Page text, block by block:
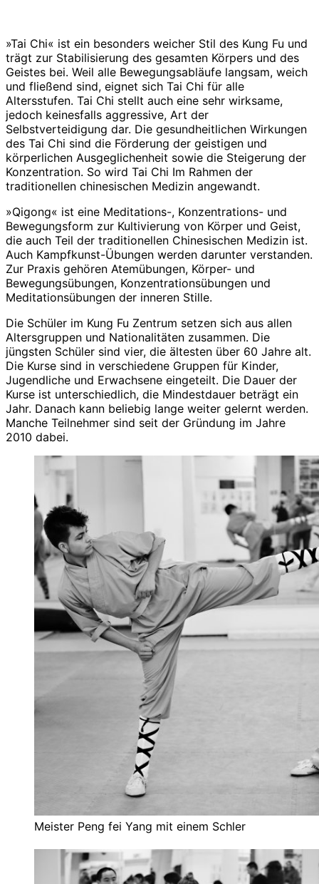
»Tai Chi« ist ein besonders weicher Stil des Kung Fu und
trägt zur Stabilisierung des gesamten Körpers und des
Geistes bei. Weil alle Bewegungsabläufe langsam, weich
und fließend sind, eignet sich Tai Chi für alle
Altersstufen. Tai Chi stellt auch eine sehr wirksame,
jedoch keinesfalls aggressive, Art der
Selbstverteidigung dar. Die gesundheitlichen Wirkungen
des Tai Chi sind die Förderung der geistigen und
körperlichen Ausgeglichenheit sowie die Steigerung der
Konzentration. So wird Tai Chi Im Rahmen der
traditionellen chinesischen Medizin angewandt.
»Qigong« ist eine Meditations-, Konzentrations- und
Bewegungsform zur Kultivierung von Körper und Geist,
die auch Teil der traditionellen Chinesischen Medizin ist.
Auch Kampfkunst-Übungen werden darunter verstanden.
Zur Praxis gehören Atemübungen, Körper- und
Bewegungsübungen, Konzentrationsübungen und
Meditationsübungen der inneren Stille.
Die Schüler im Kung Fu Zentrum setzen sich aus allen
Altersgruppen und Nationalitäten zusammen. Die
jüngsten Schüler sind vier, die ältesten über 60 Jahre alt.
Die Kurse sind in verschiedene Gruppen für Kinder,
Jugendliche und Erwachsene eingeteilt. Die Dauer der
Kurse ist unterschiedlich, die Mindestdauer beträgt ein
Jahr. Danach kann beliebig lange weiter gelernt werden.
Manche Teilnehmer sind seit der Gründung im Jahre
2010 dabei.
Meister Peng fei Yang mit einem Schler